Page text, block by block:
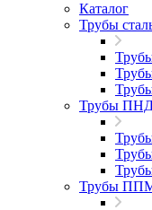
Каталог
Трубы
Трубы
Трубы